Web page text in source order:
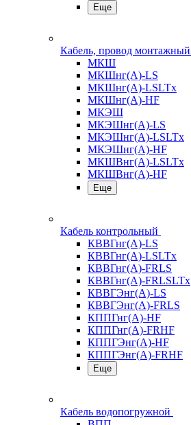
Еще
Кабель, провод монтажный
МКШ
МКШнг(А)-LS
МКШнг(А)-LSLTx
МКШнг(А)-HF
МКЭШ
МКЭШнг(А)-LS
МКЭШнг(А)-LSLTx
МКЭШнг(А)-HF
МКШВнг(A)-LSLTx
МКШВнг(А)-HF
Еще
Кабель контрольный
КВВГнг(А)-LS
КВВГнг(А)-LSLTx
КВВГнг(А)-FRLS
КВВГнг(А)-FRLSLTx
КВВГЭнг(А)-LS
КВВГЭнг(А)-FRLS
КППГнг(А)-HF
КППГнг(А)-FRHF
КППГЭнг(А)-HF
КППГЭнг(А)-FRHF
Еще
Кабель водопогружной